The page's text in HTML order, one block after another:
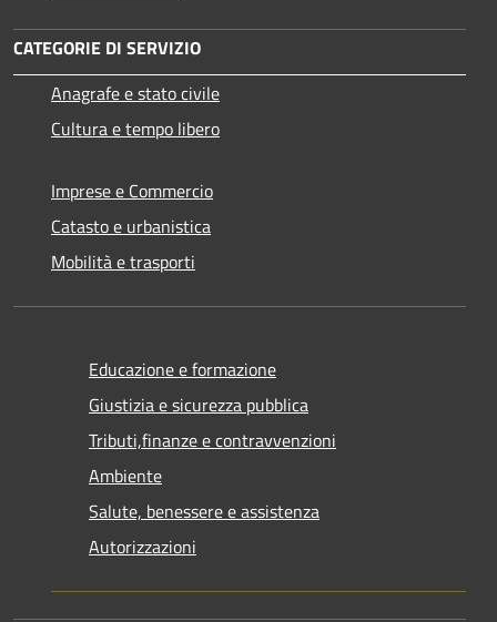
CATEGORIE DI SERVIZIO
Anagrafe e stato civile
Cultura e tempo libero
Imprese e Commercio
Catasto e urbanistica
Mobilità e trasporti
Educazione e formazione
Giustizia e sicurezza pubblica
Tributi,finanze e contravvenzioni
Ambiente
Salute, benessere e assistenza
Autorizzazioni